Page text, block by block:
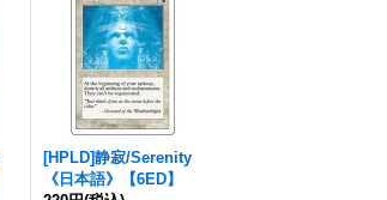
[HPLD]静寂/Serenity
《日本語》【6ED】